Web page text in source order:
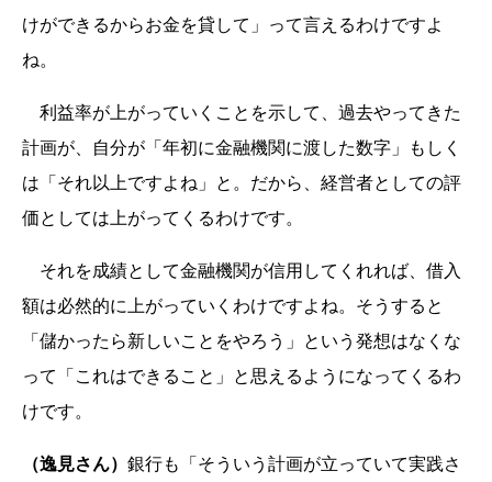
けができるからお金を貸して」って言えるわけですよ
ね。
利益率が上がっていくことを示して、過去やってきた
計画が、自分が「年初に金融機関に渡した数字」もしく
は「それ以上ですよね」と。だから、経営者としての評
価としては上がってくるわけです。
それを成績として金融機関が信用してくれれば、借入
額は必然的に上がっていくわけですよね。そうすると
「儲かったら新しいことをやろう」という発想はなくな
って「これはできること」と思えるようになってくるわ
けです。
（逸見さん） 銀行も「そういう計画が立っていて実践さ